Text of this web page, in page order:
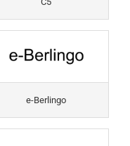
e-Berlingo